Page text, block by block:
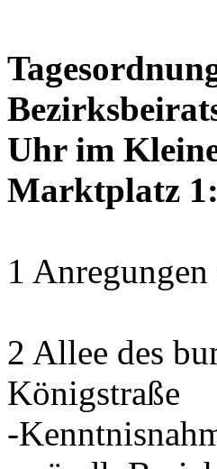
Uhr im
Marktplatz 1:
1
2 Allee des
Königstraße
-